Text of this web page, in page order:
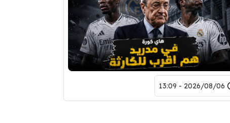
2026/08/06 - 13:09